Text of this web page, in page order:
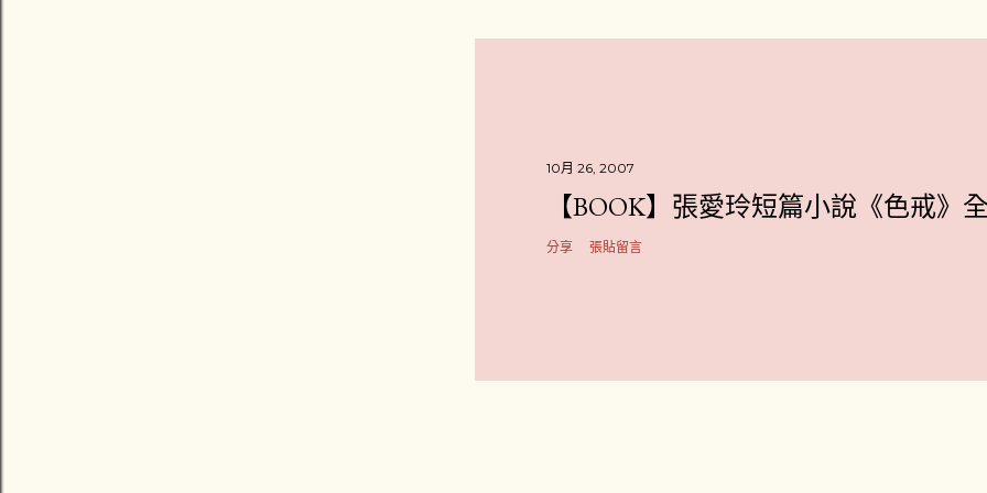
10月 26, 2007
【BOOK】張愛玲短篇小說《色戒》
分享 張貼留言